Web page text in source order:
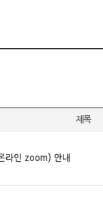
제목
라인 zoom) 안내